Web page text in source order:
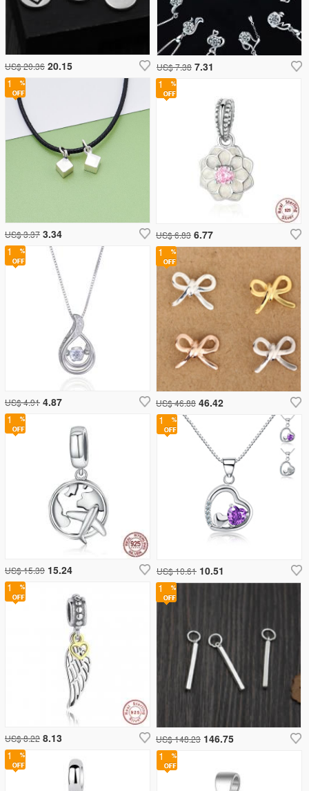
US$ 7.38 7.31
US$ 20.36 20.15
1
US$ 3.37 3.34
1
US$ 4.91 4.87
1
US$ 6.83 6.77
1
US$ 10.61 10.51
1
US$ 46.88 46.42
1
US$ 15.39 15.24
1
1
US$ 8.22 8.13
1
US$ 148.23 146.75
1